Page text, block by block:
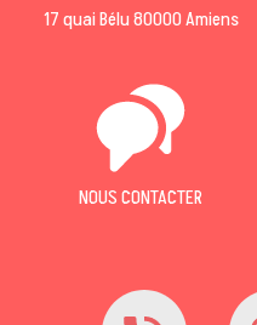
17 quai Bélu 80000 Amiens
NOUS CONTACTER